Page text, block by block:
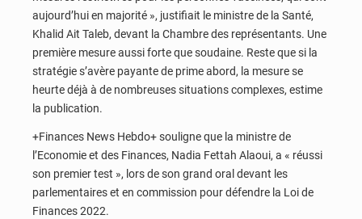
aujourd’hui en majorité », justifiait le ministre de la Santé,
Khalid Ait Taleb, devant la Chambre des représentants. Une
première mesure aussi forte que soudaine. Reste que si la
stratégie s’avère payante de prime abord, la mesure se
heurte déjà à de nombreuses situations complexes, estime
la publication.
+Finances News Hebdo+ souligne que la ministre de
l’Economie et des Finances, Nadia Fettah Alaoui, a « réussi
son premier test », lors de son grand oral devant les
parlementaires et en commission pour défendre la Loi de
Finances 2022.